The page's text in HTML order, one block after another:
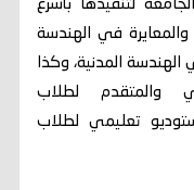
لتنفيذها بأسرع
في الهندسة
الهندسة المدنية، وكذا
والمتقدم لطلاب
تعليمي لطلاب